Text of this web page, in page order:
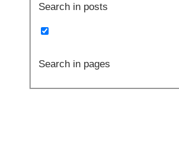
Search in posts
Search in pages